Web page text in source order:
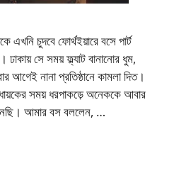
এখনি চুদবে ফোর্থইয়ারে বসে পার্ট
সে সময় ফ্ল্যাট বানানোর ধুম,
আগেই নানা প্রতিষ্ঠানে কামলা দিত।
সময় ধরপাকড়ে অনেককে আবার
আমার বস বললেন, …